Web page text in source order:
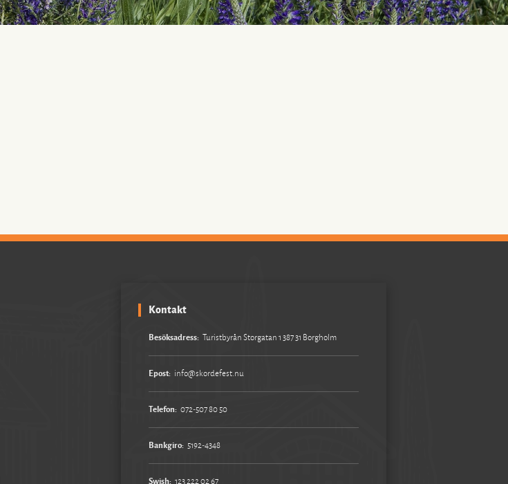
Kontakt
Besöksadress: Turistbyrån Storgatan 1 387 31 Borgholm
Epost: info@skordefest.nu
Telefon: 072-507 80 50
Bankgiro: 5192-4348
Swish: 123 222 02 67